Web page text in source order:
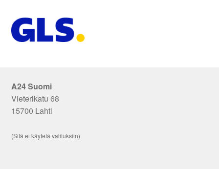
A24 Suomi
Vieterikatu 68
15700 Lahti
(Sitä ei käytetä valituksiin)